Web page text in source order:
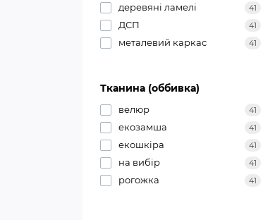
деревяні ламелі 41
ДСП 41
металевий каркас 41
Тканина (оббивка)
велюр 41
екозамша 41
екошкіра 41
на вибір 41
рогожка 41